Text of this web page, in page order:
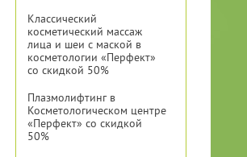
Классический
косметический массаж
лица и шеи с маской в
косметологии «Перфект»
со скидкой 50%
Плазмолифтинг в
Косметологическом центре
«Перфект» со скидкой
50%